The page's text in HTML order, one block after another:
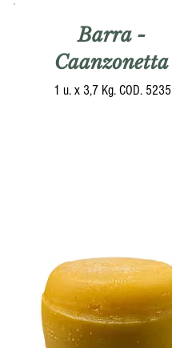
Barra -
Caanzonetta
1 u. x 3,7 Kg. COD. 5235